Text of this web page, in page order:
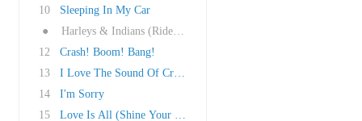
10
Sleeping In My Car
●
Harleys & Indians (Riders In The Sky)
12
Crash! Boom! Bang!
13
I Love The Sound Of Crashing Guitars
14
I'm Sorry
15
Love Is All (Shine Your Light On Me)